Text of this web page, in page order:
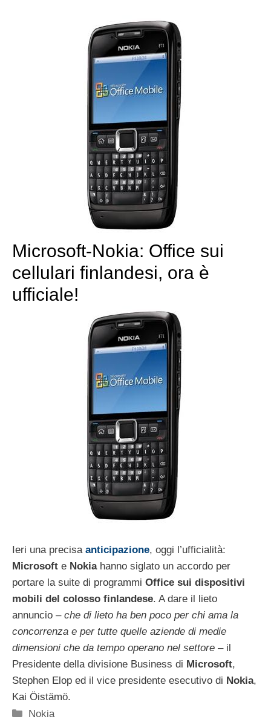
Microsoft-Nokia: Office sui
cellulari finlandesi, ora è
ufficiale!
Ieri una precisa anticipazione, oggi l’ufficialità:
Microsoft e Nokiahanno siglato un accordo per
portare la suite di programmi Office sui dispositivi
mobili del colosso finlandese. A dare il lieto
annuncio – che di lieto ha ben poco per chi ama la
concorrenza e per tutte quelle aziende di medie
dimensioni che da tempo operano nel settore – il
Presidente della divisione Business di Microsoft,
Stephen Elop ed il vice presidente esecutivo di Nokia,
Kai Öistämö.
Categorie
Nokia